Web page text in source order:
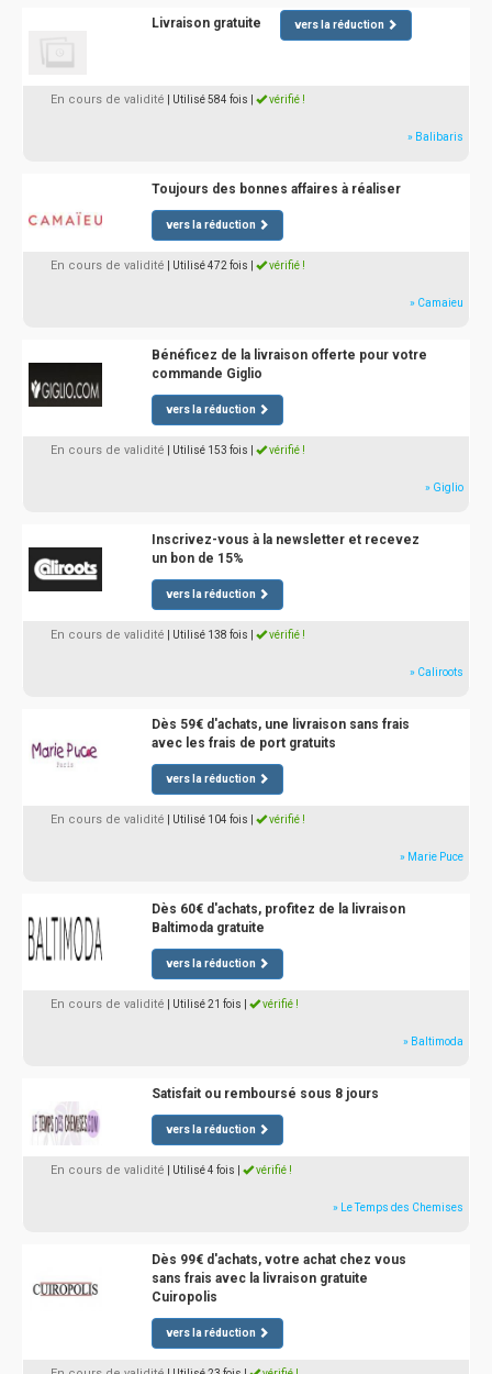
Livraison gratuite vers la réduction
En cours de validité | Utilisé 584 fois vérifié !
» Balibaris
Toujours des bonnes affaires à réaliser
vers la réduction
En cours de validité | Utilisé 472 fois vérifié !
» Camaieu
Bénéficez de la livraison offerte pour votre
commande Giglio
vers la réduction
En cours de validité | Utilisé 153 fois vérifié !
» Giglio
Inscrivez-vous à la newsletter et recevez
un bon de 15%
vers la réduction
En cours de validité | Utilisé 138 fois vérifié !
» Caliroots
Dès 59€ d'achats, une livraison sans frais
avec les frais de port gratuits
vers la réduction
En cours de validité | Utilisé 104 fois vérifié !
» Marie Puce
Dès 60€ d'achats, profitez de la livraison
Baltimoda gratuite
vers la réduction
En cours de validité | Utilisé 21 fois vérifié !
» Baltimoda
Satisfait ou remboursé sous 8 jours
vers la réduction
En cours de validité | Utilisé 4 fois vérifié !
» Le Temps des Chemises
Dès 99€ d'achats, votre achat chez vous
sans frais avec la livraison gratuite
Cuiropolis
vers la réduction